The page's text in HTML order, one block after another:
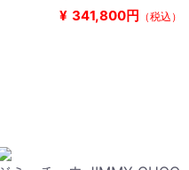
¥ 341,800円 （税込）